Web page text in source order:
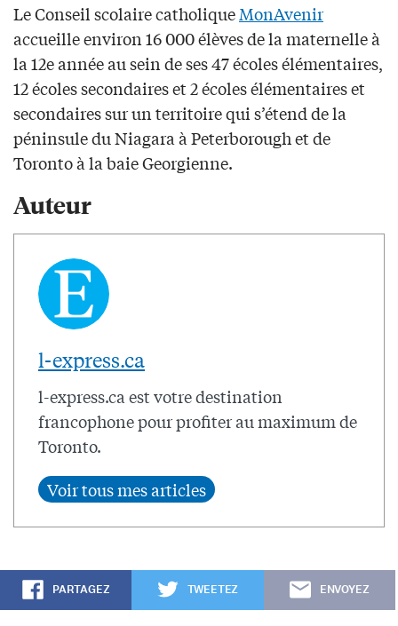
Le Conseil scolaire catholiqueMonAvenir
accueille environ 16 000 élèves de la maternelle à
la 12e année au sein de ses 47 écoles élémentaires,
12 écoles secondaires et 2 écoles élémentaires et
secondaires sur un territoire qui s’étend de la
péninsule du Niagara à Peterborough et de
Toronto à la baie Georgienne.
Auteur
l-express.ca
l-express.ca est votre destination
francophone pour profiter au maximum de
Toronto.
PARTAGEZ TWEETEZ ENVOYEZ